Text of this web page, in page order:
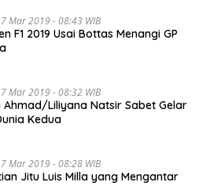
Mar 2019 - 08:43 WIB
F1 2019 Usai Bottas Menangi GP
Mar 2019 - 08:32 WIB
Ahmad/Liliyana Natsir Sabet Gelar
Kedua
Mar 2019 - 08:28 WIB
Jitu Luis Milla yang Mengantar